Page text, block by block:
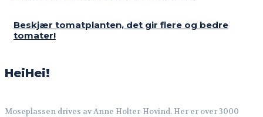
Beskjær tomatplanten, det gir flere og bedre
tomater!
HeiHei!
Moseplassen drives av Anne Holter-Hovind. Her er over 3000